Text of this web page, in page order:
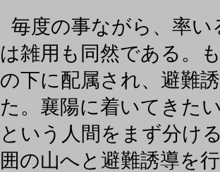
毎度の事ながら、率
は雑用も同然である。
の下に配属され、避難
た。襄陽に着いてきた
という人間をまず分け
囲の山へと避難誘導を